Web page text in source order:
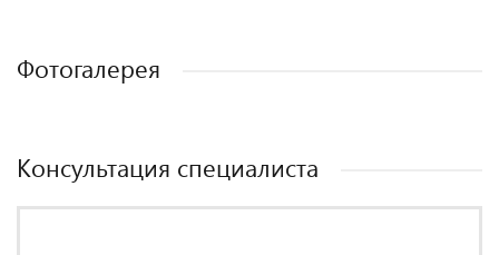
Фотогалерея
Консультация специалиста